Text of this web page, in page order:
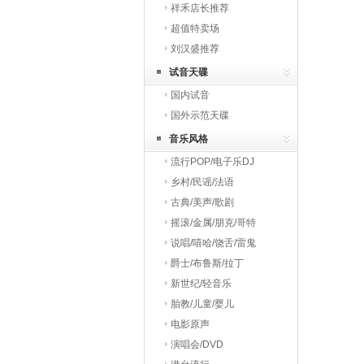
祥禾店长推荐
超值特卖场
刘汉盛推荐
试音天碟
国内试音
国外示范天碟
音乐风格
流行POP/电子乐DJ
乡村/民谣/法语
古典/美声/歌剧
摇滚/金属/朋克/哥特
说唱/嘻哈/饶舌/雷鬼
爵士/布鲁斯/拉丁
新世纪/轻音乐
胎教/儿童/婴儿
电影原声
演唱会/DVD